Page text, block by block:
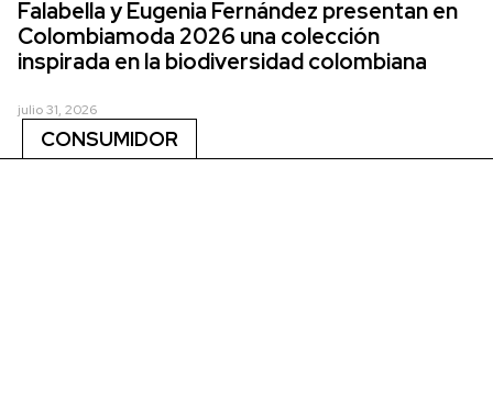
Falabella y Eugenia Fernández presentan en
Colombiamoda 2026 una colección
inspirada en la biodiversidad colombiana
julio 31, 2026
CONSUMIDOR